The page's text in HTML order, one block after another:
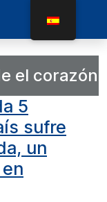
el corazón
5
sufre
un